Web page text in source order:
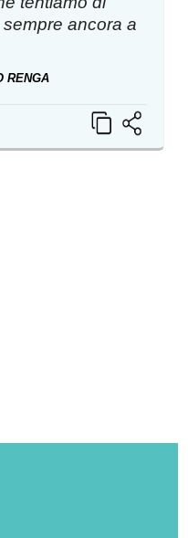
ancora a
RENGA